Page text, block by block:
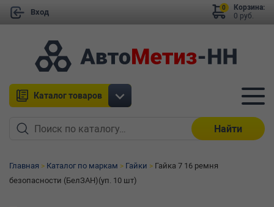
Вход
Корзина:
0 руб.
0
Каталог товаров
Найти
Главная Каталог по маркам Гайки
Гайка 7 16 ремня
безопасности (БелЗАН)(уп. 10 шт)